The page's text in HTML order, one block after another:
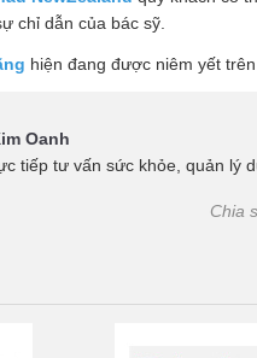
chỉ dẫn của bác sỹ.
hiện đang được niêm yết
Oanh
tiếp tư vấn sức khỏe, quản lý
Chia